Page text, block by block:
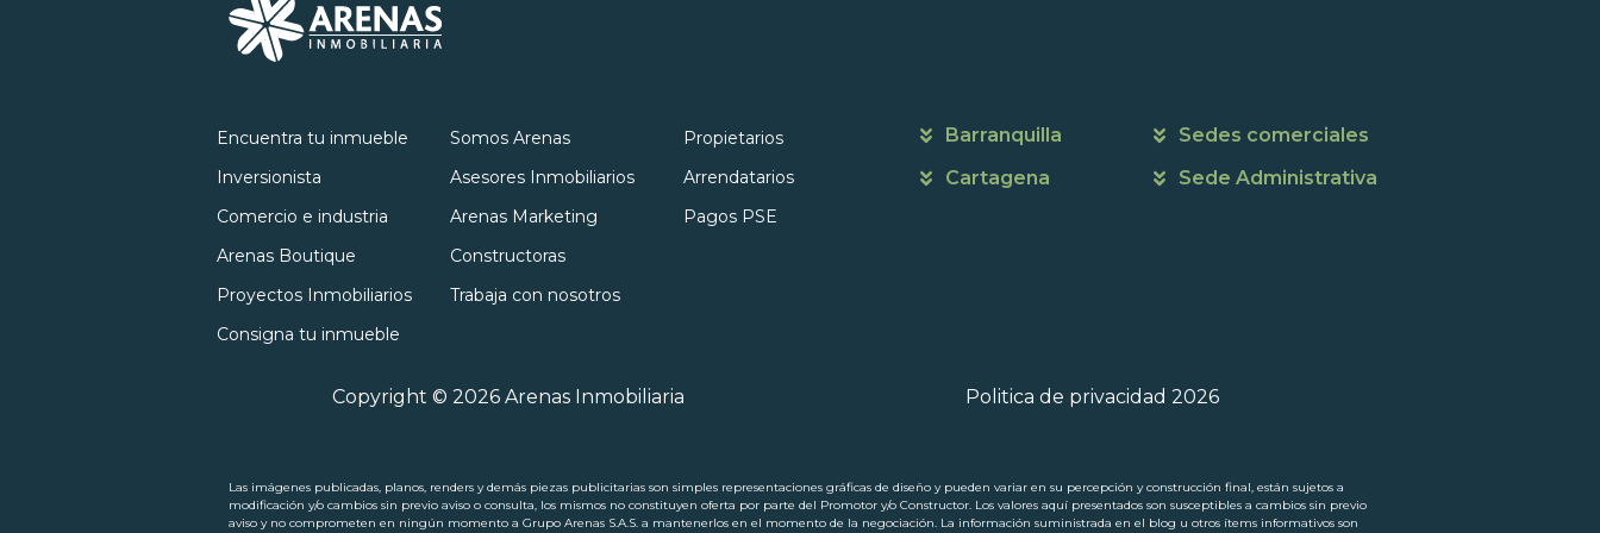
Encuentra tu inmueble
Inversionista
Comercio e industria
Arenas Boutique
Proyectos Inmobiliarios
Consigna tu inmueble
Somos Arenas
Asesores Inmobiliarios
Arenas Marketing
Constructoras
Trabaja con nosotros
Propietarios
Arrendatarios
Pagos PSE
Barranquilla
Cartagena
Sedes comerciales
Sede Administrativa
Copyright © 2026 Arenas Inmobiliaria Politica de privacidad 2026
Las imágenes publicadas, planos, renders y demás piezas publicitarias son simples representaciones gráficas de diseño y pueden variar en su percepción y construcción final, están sujetos a
modificación y/o cambios sin previo aviso o consulta, los mismos no constituyen oferta por parte del Promotor y/o Constructor. Los valores aquí presentados son susceptibles a cambios sin previo
aviso y no comprometen en ningún momento a Grupo Arenas S.A.S. a mantenerlos en el momento de la negociación. La información suministrada en el blog u otros ítems informativos son